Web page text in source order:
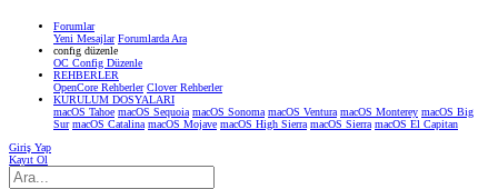
Forumlar
Yeni Mesajlar Forumlarda Ara
confıg düzenle
OC Config Düzenle
REHBERLER
OpenCore Rehberler Clover Rehberler
KURULUM DOSYALARI
macOS Tahoe macOS Sequoia macOS Sonoma macOS Ventura macOS Monterey macOS Big
Sur macOS Catalina macOS Mojave macOS High Sierra macOS Sierra macOS El Capitan
Giriş Yap
Kayıt Ol